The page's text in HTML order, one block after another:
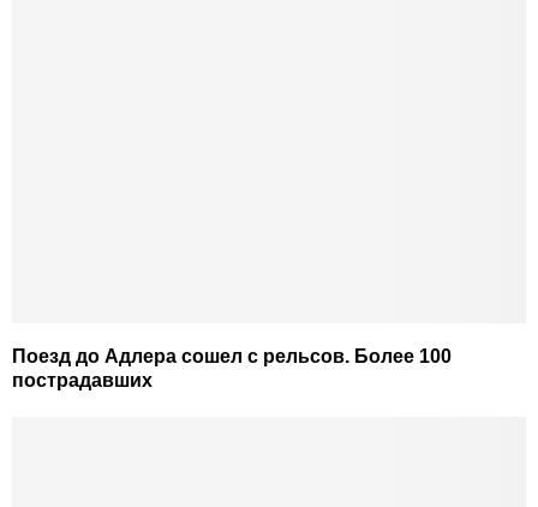
Поезд до Адлера сошел с рельсов. Более 100
пострадавших